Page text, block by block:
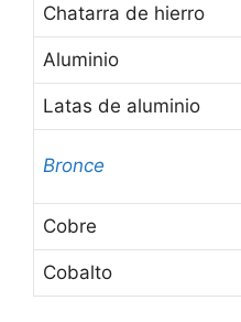
Chatarra de hierro
Aluminio
Latas de aluminio
Bronce
Cobre
Cobalto